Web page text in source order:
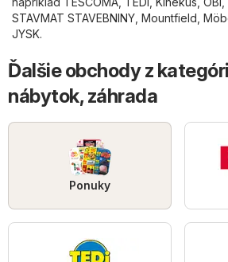
STAVMAT STAVEBNINY Mountfield
JYSK.
Ďalšie obchody z
nábytok, záhrada
Ponuky